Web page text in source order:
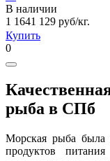
В наличии
1 1641 129 руб/кг.
Купить
0
рыба в СПб
Морская рыба была
продуктов